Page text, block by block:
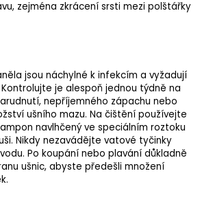
zejména zkrácení srsti mezi polštářky
jsou náchylné k infekcím a vyžadují
je alespoň jednou týdně na
nepříjemného zápachu nebo
ušního mazu. Na čištění používejte
navlhčený ve speciálním roztoku
Nikdy nezavádějte vatové tyčinky
Po koupání nebo plavání důkladně
ušnic, abyste předešli množení